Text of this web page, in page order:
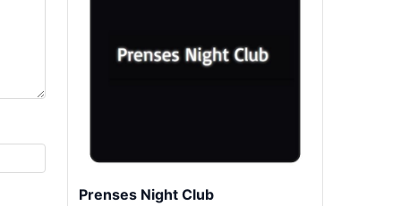
Prenses Night Club